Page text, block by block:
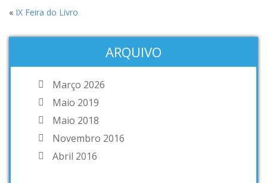
« IX Feira do Livro
ARQUIVO
Março 2026
Maio 2019
Maio 2018
Novembro 2016
Abril 2016